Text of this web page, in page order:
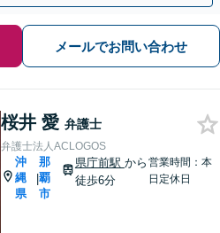
メールでお問い合わせ
桜井 愛 弁護士
弁護士法人ACLOGOS
沖
縄
県
|
那
覇
市
県庁前駅 から
徒歩6分
営業時間：本
日定休日